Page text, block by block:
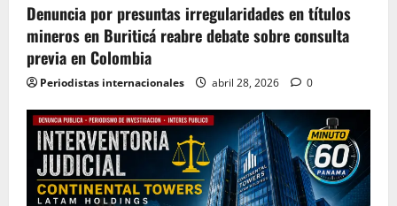
Denuncia por presuntas irregularidades en títulos
mineros en Buriticá reabre debate sobre consulta
previa en Colombia
Periodistas internacionales abril 28, 2026 0